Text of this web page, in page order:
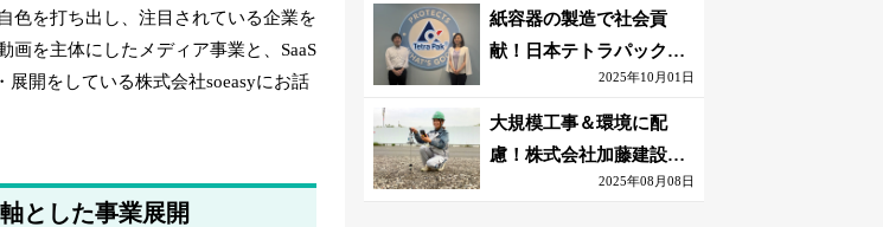
色を打ち出し、注目されている企業を
を主体にしたメディア事業と、SaaS
開をしている株式会社soeasyにお話
とした事業展開
ないOK求人はある？
紙容器の製造で社会貢
献！日本テトラパック株
式会社のグローバルな環
境
2025年10月01日
大規模工事＆環境に配
慮！株式会社加藤建設の
若手が語る現場監督の働
2025年08月08日